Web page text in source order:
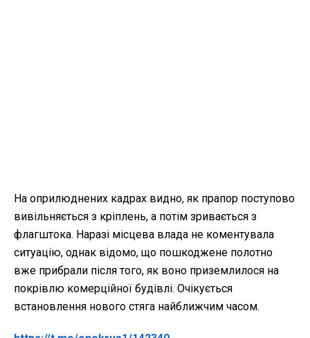
На оприлюднених кадрах видно, як прапор поступово
вивільняється з кріплень, а потім зривається з
флагштока. Наразі місцева влада не коментувала
ситуацію, однак відомо, що пошкоджене полотно
вже прибрали після того, як воно приземлилося на
покрівлю комерційної будівлі. Очікується
встановлення нового стяга найближчим часом.